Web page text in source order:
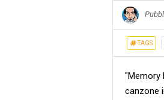
TAGS
"Memory
canzone